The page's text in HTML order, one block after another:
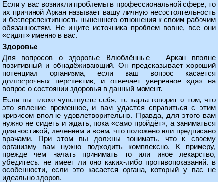
Если у вас возникли проблемы в профессиональной сфере, то
их причиной Аркан называет вашу личную несостоятельность
и бесперспективность нынешнего отношения к своим рабочим
обязанностям. Не ищите источника проблем вовне, все они
«сидят» именно в вас.
Здоровье
Для вопросов о здоровье Влюблённые – Аркан вполне
позитивный и обнадёживающий. Он предсказывает хороший
потенциал организма, если ваш вопрос касается
долгосрочных перспектив, и отвечает уверенное «да» на
вопрос о состоянии здоровья в данный момент.
Если вы плохо чувствуете себя, то карта говорит о том, что
это явление временное, и вам удастся справиться с этим
кризисом вполне удовлетворительно. Правда, для этого вам
нужно не сидеть и ждать, пока «само пройдёт», а заниматься
диагностикой, лечением и всем, что положено или предписано
врачами. При этом вы должны понимать, что к своему
организму вам нужно подходить комплексно. К примеру,
прежде чем начать принимать то или иное лекарство,
убедитесь, не имеет ли оно каких-либо противопоказаний, в
особенности, если это касается органа, который у вас не
идеально здоров.